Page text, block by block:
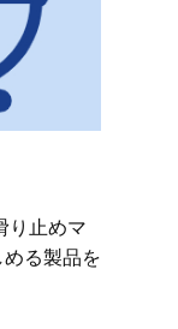
り止めマ
る製品を